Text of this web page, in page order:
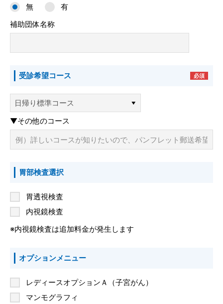
TEL.0120-87-0062
TEL. 0944-87-0001
診療日 月曜日～土曜日
外来受付時間
無
有
補助団体名称
受診希望コース 必須
▼その他のコース
胃部検査選択
胃透視検査
内視鏡検査
※内視鏡検査は追加料金が発生します
オプションメニュー
レディースオプションＡ（子宮がん）
マンモグラフィ